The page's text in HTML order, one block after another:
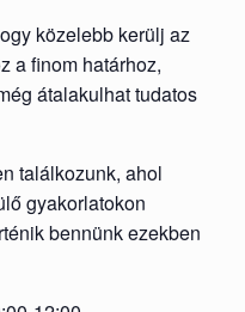
közelebb kerülj az
a finom határhoz,
átalakulhat tudatos
találkozunk, ahol
gyakorlatokon
bennünk ezekben